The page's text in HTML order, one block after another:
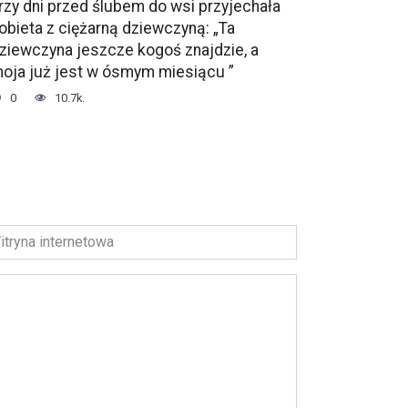
dni przed ślubem do wsi przyjechała
z ciężarną dziewczyną: „Ta
jeszcze kogoś znajdzie, a
już jest w ósmym miesiącu ”
0 10.7k.